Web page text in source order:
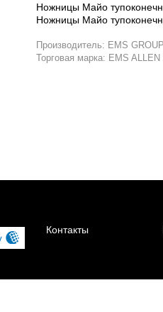
Ножницы Майо
Ножницы Майо
Производитель: EMS
Торговая марка: EMS
Контакты